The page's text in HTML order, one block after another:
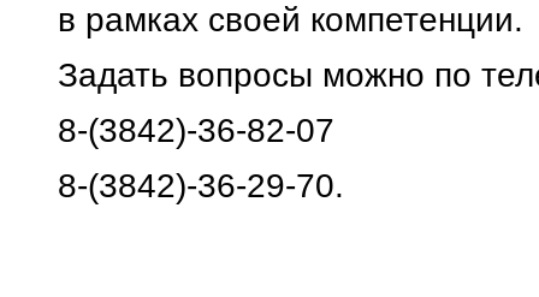
в рамках своей компетенции.
Задать вопросы можно по
8-(3842)-36-82-07
8-(3842)-36-29-70.